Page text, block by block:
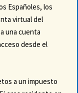
Españoles, los
virtual del
una cuenta
desde el
a un impuesto